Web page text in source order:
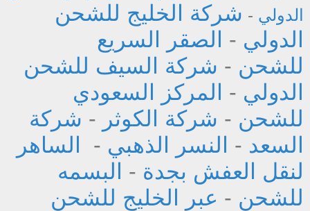
الدولي - شركة الخليج للشحن
الدولي -
الصقر السريع
للشحن - شركة السيف للشحن
الدولي -
المركز السعودي
للشحن - شركة الكوثر - شركة
السعد - النسر الذهبي -
الساهر
لنقل العفش بجدة -
البسمه
للشحن - عبر الخليج للشحن